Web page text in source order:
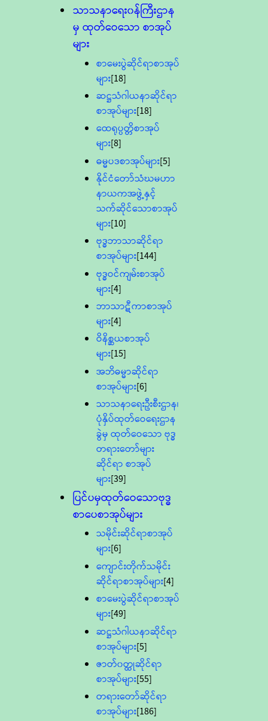
သာသနာရေး၀န်ကြီးဌာန
မှ ထုတ်ဝေသော စာအုပ်
များ
စာမေးပွဲဆိုင်ရာစာအုပ်
များ[18]
ဆဋ္ဌသံဂါယနာဆိုင်ရာ
စာအုပ်များ[18]
ထေရုပ္ပတ္တိစာအုပ်
များ[8]
ဓမ္မပဒစာအုပ်များ[5]
နိုင်ငံတော်သံဃမဟာ
နာယကအဖွဲ့နှင့်
သက်ဆိုင်သောစာအုပ်
များ[10]
ဗုဒ္ဓဘာသာဆိုင်ရာ
စာအုပ်များ[144]
ဗုဒ္ဓဝင်ကျမ်းစာအုပ်
များ[4]
ဘာသာဋီကာစာအုပ်
များ[4]
ဝိနိစ္ဆယစာအုပ်
များ[15]
အဘိဓမ္မာဆိုင်ရာ
စာအုပ်များ[6]
သာသနာရေးဦးစီးဌာန၊
ပုံနှိပ်ထုတ်ဝေရေးဌာန
ခွဲမှ ထုတ်ဝေသော ဗုဒ္ဓ
တရားတော်များ
ဆိုင်ရာ စာအုပ်
များ[39]
ပြင်ပမှထုတ်ဝေသောဗုဒ္ဓ
စာပေစာအုပ်များ
သမိုင်းဆိုင်ရာစာအုပ်
များ[6]
ကျောင်းတိုက်သမိုင်း
ဆိုင်ရာစာအုပ်များ[4]
စာမေးပွဲဆိုင်ရာစာအုပ်
များ[49]
ဆဋ္ဌသံဂါယနာဆိုင်ရာ
စာအုပ်များ[5]
ဇာတ်၀တ္ထုဆိုင်ရာ
စာအုပ်များ[55]
တရားတော်ဆိုင်ရာ
စာအုပ်များ[186]